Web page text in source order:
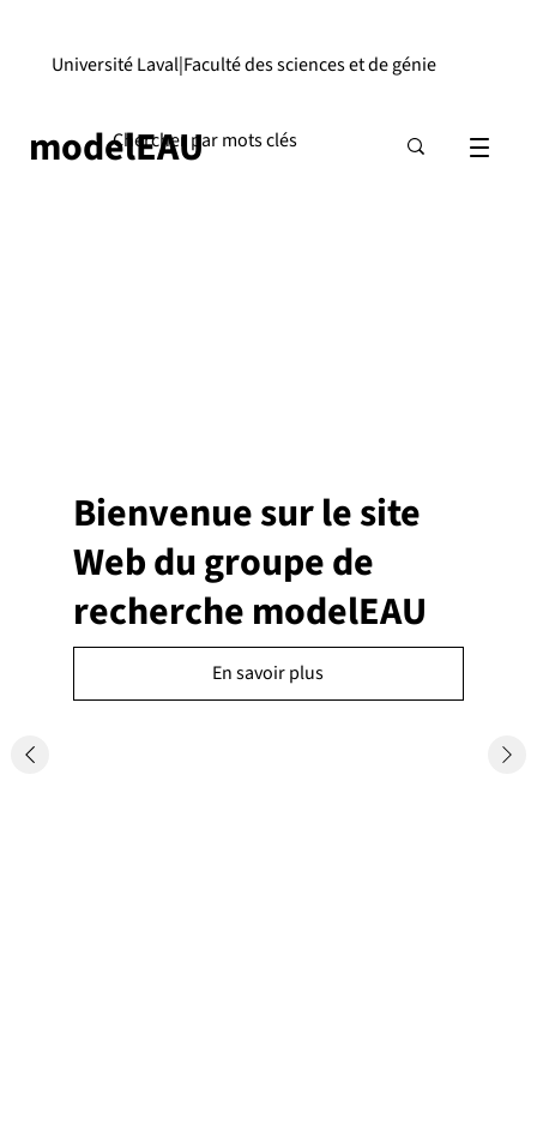
|
Université Laval Faculté des sciences et de génie
modelEAU
Bienvenue sur le site
Web du groupe de
recherche modelEAU
En savoir plus